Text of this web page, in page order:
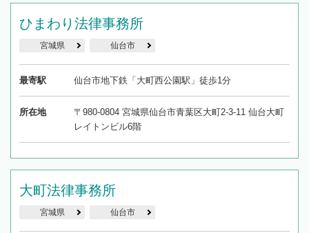
ひまわり法律事務所
宮城県 仙台市
最寄駅 仙台市地下鉄「大町西公園駅」徒歩1分
所在地
〒980-0804 宮城県仙台市青葉区大町2-3-11 仙台大町
レイトンビル6階
大町法律事務所
宮城県 仙台市